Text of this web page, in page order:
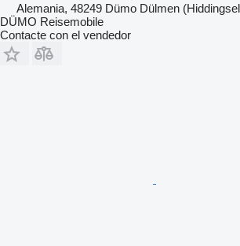
Alemania, 48249 Dümo Dülmen
DÜMO Reisemobile
Contacte con el vendedor